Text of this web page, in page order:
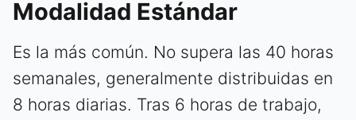
Modalidad Estándar
Es la más común. No supera las 40 horas
semanales, generalmente distribuidas en
8 horas diarias. Tras 6 horas de trabajo,